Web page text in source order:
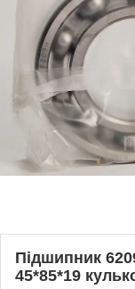
Підшипник
45*85*19